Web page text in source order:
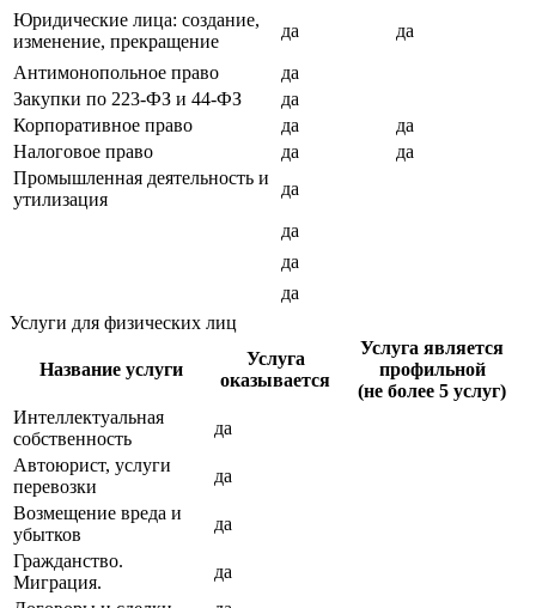
Юридические лица: создание,
изменение, прекращение
да да
Антимонопольное право
да
Закупки по 223-ФЗ и 44-ФЗ
да
Корпоративное право
да
да
Налоговое право
да
да
Промышленная деятельность и
утилизация
да
да
да
да
Услуги для физических лиц
Название услуги
Услуга
оказывается
Услуга является
профильной
(не более 5 услуг)
Интеллектуальная
собственность
да
Автоюрист, услуги
перевозки
да
Возмещение вреда и
убытков
да
Гражданство.
Миграция.
да